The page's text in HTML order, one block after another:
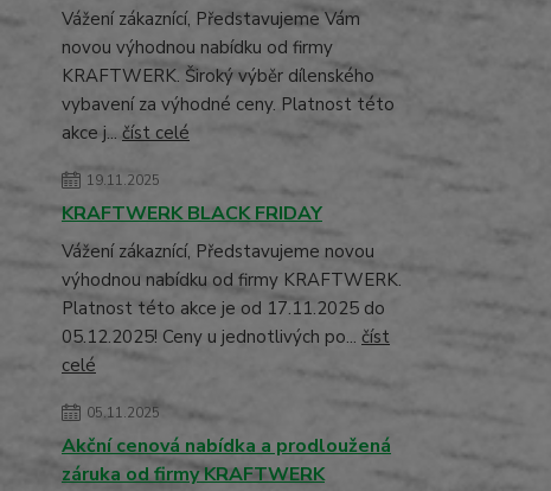
Vážení zákaznící, Představujeme Vám
novou výhodnou nabídku od firmy
KRAFTWERK. Široký výběr dílenského
vybavení za výhodné ceny. Platnost této
akce j... číst celé
19.11.2025
KRAFTWERK BLACK FRIDAY
Vážení zákaznící, Představujeme novou
výhodnou nabídku od firmy KRAFTWERK.
Platnost této akce je od 17.11.2025 do
05.12.2025! Ceny u jednotlivých po... číst
celé
05.11.2025
Akční cenová nabídka a prodloužená
záruka od firmy KRAFTWERK